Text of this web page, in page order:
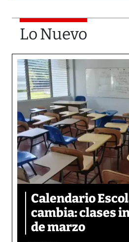
Lo Nuevo
Calendario
cambia: clases
de marzo